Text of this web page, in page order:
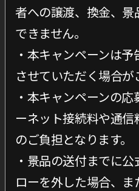
者への譲渡、換金、
できません。
・本キャンペーンは
させていただく場合が
・本キャンペーンの
ーネット接続料や通
のご負担となります。
・景品の送付までに
ローを外した場合、